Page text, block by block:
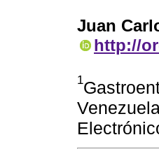
Juan
http://
1